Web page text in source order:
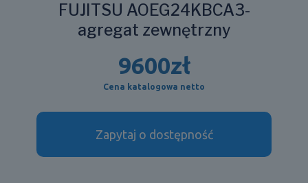
FUJITSU AOEG24KBCA3-
agregat zewnętrzny
9600zł
Cena katalogowa netto
Zapytaj o dostępność